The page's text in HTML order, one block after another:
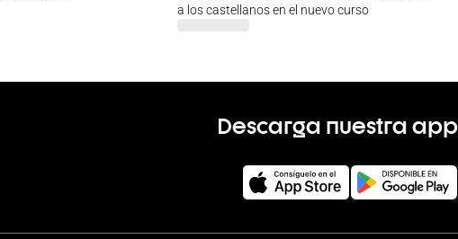
a los castellanos en el nuevo curso
Descarga nuestra app